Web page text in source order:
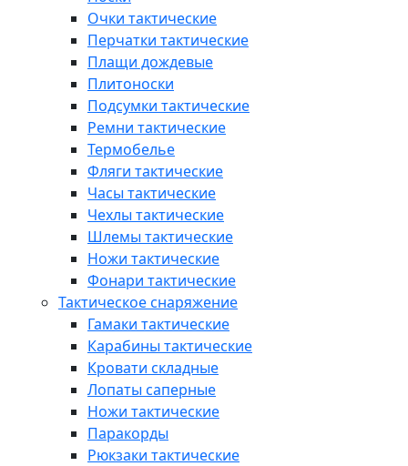
Очки тактические
Перчатки тактические
Плащи дождевые
Плитоноски
Подсумки тактические
Ремни тактические
Термобелье
Фляги тактические
Часы тактические
Чехлы тактические
Шлемы тактические
Ножи тактические
Фонари тактические
Тактическое снаряжение
Гамаки тактические
Карабины тактические
Кровати складные
Лопаты саперные
Ножи тактические
Паракорды
Рюкзаки тактические